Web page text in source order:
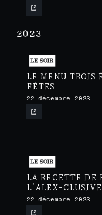
2023
LE MENU TROIS
FÊTES
22 décembre 2023
LA RECETTE DE
L’ALEX-CLUSIVE
22 décembre 2023